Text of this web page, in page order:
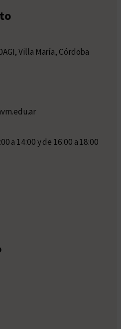
Villa María, Córdoba
a 14:00 y de 16:00 a 18:00